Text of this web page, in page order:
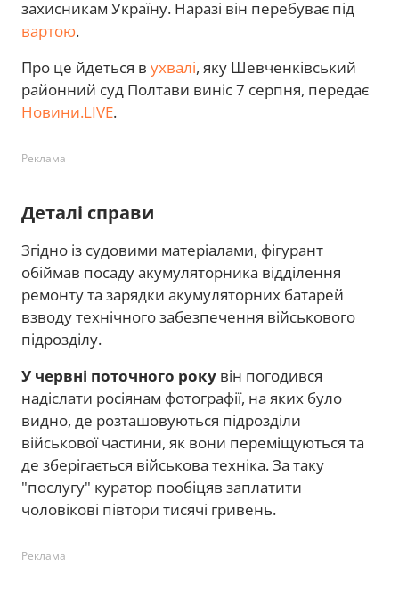
захисникам Україну. Наразі він перебуває під
вартою.
Про це йдеться в ухвалі, яку Шевченківський
районний суд Полтави виніс 7 серпня, передає
Новини.LIVE.
Реклама
Деталі справи
Згідно із судовими матеріалами, фігурант
обіймав посаду акумуляторника відділення
ремонту та зарядки акумуляторних батарей
взводу технічного забезпечення військового
підрозділу.
У червні поточного року він погодився
надіслати росіянам фотографії, на яких було
видно, де розташовуються підрозділи
військової частини, як вони переміщуються та
де зберігається військова техніка. За таку
"послугу" куратор пообіцяв заплатити
чоловікові півтори тисячі гривень.
Реклама